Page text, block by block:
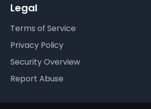
Legal
Terms of Service
Privacy Policy
Security Overview
Report Abuse